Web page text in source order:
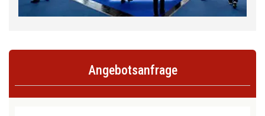
Angebotsanfrage